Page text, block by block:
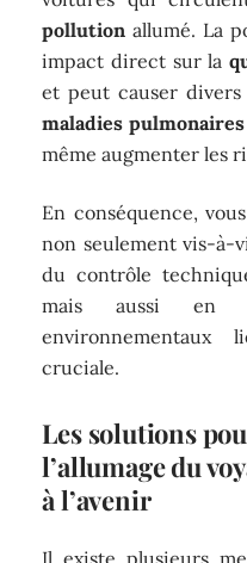
pollution allumé. La
impact direct sur la
et peut causer
maladies
même augmenter les
En conséquence,
non seulement vis-à-
du contrôle
mais aussi en
cruciale.
Les solutions
l’allumage du
à l’avenir